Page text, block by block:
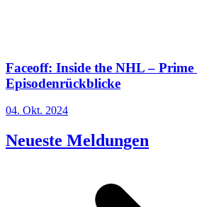
Faceoff: Inside the NHL – Prime
Episodenrückblicke
04. Okt. 2024
Neueste Meldungen